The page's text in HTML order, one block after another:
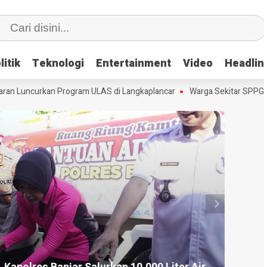
Teknologi Entertainment Video
Teknologi Entertainment Video
Program ULAS di Langkaplancar Warga Sekitar SPPG
HEADLINE